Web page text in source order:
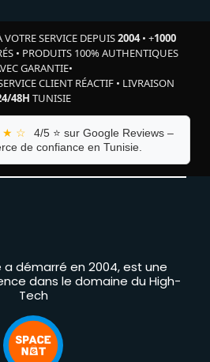
SERVICE DEPUIS2004• +1000
• PRODUITS 100% AUTHENTIQUES
GARANTIE•
CLIENT RÉACTIF • LIVRAISON
48H TUNISIE
★ ☆
4/5 ⭐ sur Google Reviews –
de confiance en Tunisie.
a démarré en 2004, est une
dans le domaine du High-
Tech